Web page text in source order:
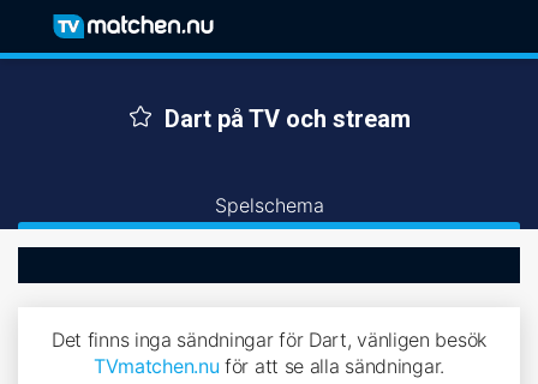
Dart på TV och stream
Spelschema
Det finns inga sändningar för Dart, vänligen besök
TVmatchen.nu för att se alla sändningar.